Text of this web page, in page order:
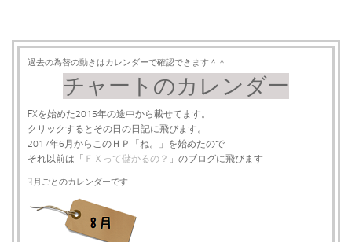
過去の為替の動きはカレンダーで確認できます＾＾
チャートのカレンダー
FXを始めた2015年の途中から載せてます。
クリックするとその日の日記に飛びます。
2017年6月からこのＨＰ「ね。」を始めたので
それ以前は「 ＦＸって儲かるの？ 」のブログに飛びます
☟月ごとのカレンダーです